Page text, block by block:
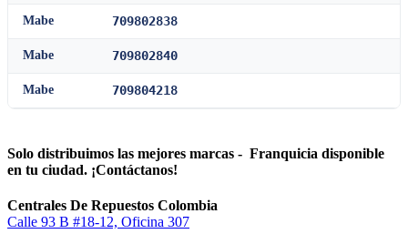
Mabe 709802838
Mabe 709802840
Mabe 709804218
Solo distribuimos las mejores marcas - Franquicia disponible
en tu ciudad. ¡Contáctanos!
Centrales De Repuestos Colombia
Calle 93 B #18-12, Oficina 307